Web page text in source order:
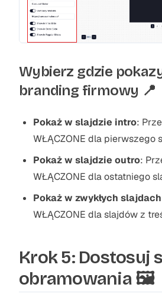
Wybierz gdzie
branding firmowy 📍
Pokaż w slajdzie intro:
WŁĄCZONE dla pierwszego
Pokaż w slajdzie outro:
WŁĄCZONE dla ostatniego
Pokaż w zwykłych slajdach
WŁĄCZONE dla slajdów z
Krok 5: Dostosuj
obramowania 🖼️